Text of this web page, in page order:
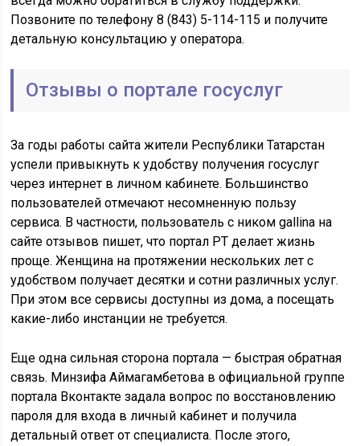
Позвоните по телефону 8 (843) 5-114-115 и получите
детальную консультацию у оператора.
Отзывы о портале госуслуг
За годы работы сайта жители Республики Татарстан
успели привыкнуть к удобству получения госуслуг
через интернет в личном кабинете. Большинство
пользователей отмечают несомненную пользу
сервиса. В частности, пользователь с ником gallina на
сайте отзывов пишет, что портал РТ делает жизнь
проще. Женщина на протяжении нескольких лет с
удобством получает десятки и сотни различных услуг.
При этом все сервисы доступны из дома, а посещать
какие-либо инстанции не требуется.
Еще одна сильная сторона портала — быстрая обратная
связь. Минзифа Аймагамбетова в официальной группе
портала Вконтакте задала вопрос по восстановлению
пароля для входа в личный кабинет и получила
детальный ответ от специалиста. После этого,